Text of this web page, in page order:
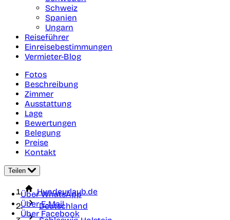
Schweiz
Spanien
Ungarn
Reiseführer
Einreisebestimmungen
Vermieter-Blog
Fotos
Beschreibung
Zimmer
Ausstattung
Lage
Bewertungen
Belegung
Preise
Kontakt
Teilen
Über WhatsApp
Über E-Mail
Über Facebook
Hundeurlaub.de
Deutschland